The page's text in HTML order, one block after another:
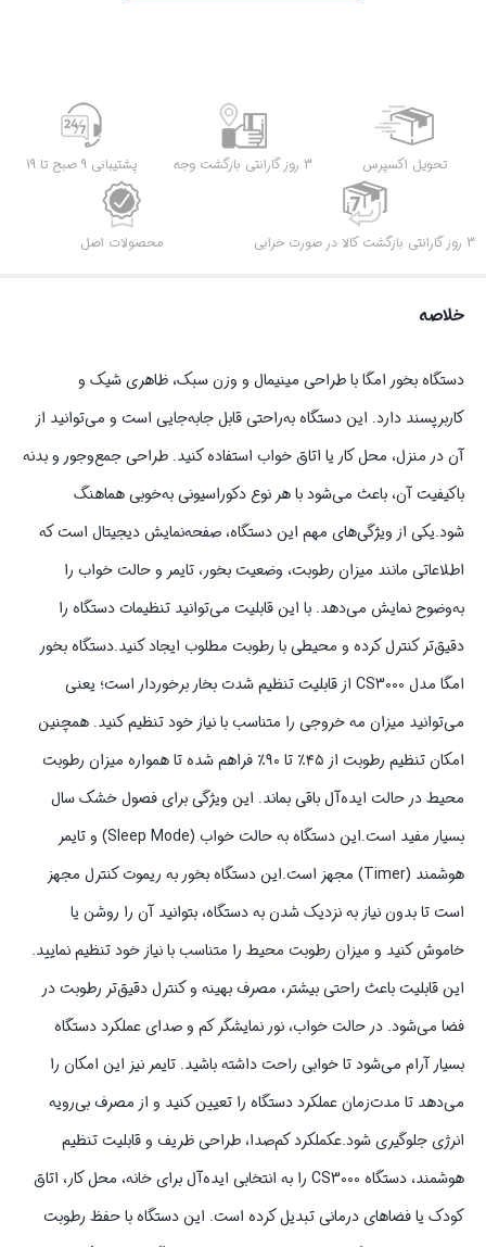
تحویل اکسپرس 3 روز گارانتی بازگشت وجه پشتیبانی 9 صبح تا 19
3 روز گارانتی بازگشت کالا در صورت خرابی محصولات اصل
خلاصه
دستگاه بخور امگا با طراحی مینیمال و وزن سبک، ظاهری شیک و
کاربرپسند دارد. این دستگاه به‌راحتی قابل جابه‌جایی است و می‌توانید از
آن در منزل، محل کار یا اتاق خواب استفاده کنید. طراحی جمع‌وجور و بدنه
باکیفیت آن، باعث می‌شود با هر نوع دکوراسیونی به‌خوبی هماهنگ
شود.یکی از ویژگی‌های مهم این دستگاه، صفحه‌نمایش دیجیتال است که
اطلاعاتی مانند میزان رطوبت، وضعیت بخور، تایمر و حالت خواب را
به‌وضوح نمایش می‌دهد. با این قابلیت می‌توانید تنظیمات دستگاه را
دقیق‌تر کنترل کرده و محیطی با رطوبت مطلوب ایجاد کنید.دستگاه بخور
امگا مدل CS3000 از قابلیت تنظیم شدت بخار برخوردار است؛ یعنی
می‌توانید میزان مه خروجی را متناسب با نیاز خود تنظیم کنید. همچنین
امکان تنظیم رطوبت از ۴۵٪ تا ۹۰٪ فراهم شده تا همواره میزان رطوبت
محیط در حالت ایده‌آل باقی بماند. این ویژگی برای فصول خشک سال
بسیار مفید است.این دستگاه به حالت خواب (Sleep Mode) و تایمر
هوشمند (Timer) مجهز است.این دستگاه بخور به ریموت کنترل مجهز
است تا بدون نیاز به نزدیک شدن به دستگاه، بتوانید آن را روشن یا
خاموش کنید و میزان رطوبت محیط را متناسب با نیاز خود تنظیم نمایید.
این قابلیت باعث راحتی بیشتر، مصرف بهینه و کنترل دقیق‌تر رطوبت در
فضا می‌شود. در حالت خواب، نور نمایشگر کم و صدای عملکرد دستگاه
بسیار آرام می‌شود تا خوابی راحت داشته باشید. تایمر نیز این امکان را
می‌دهد تا مدت‌زمان عملکرد دستگاه را تعیین کنید و از مصرف بی‌رویه
انرژی جلوگیری شود.عکملکرد کم‌صدا، طراحی ظریف و قابلیت تنظیم
هوشمند، دستگاه CS3000 را به انتخابی ایده‌آل برای خانه، محل کار، اتاق
کودک یا فضاهای درمانی تبدیل کرده است. این دستگاه با حفظ رطوبت